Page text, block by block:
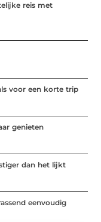
reis met
voor een korte trip
genieten
dan het lijkt
eenvoudig